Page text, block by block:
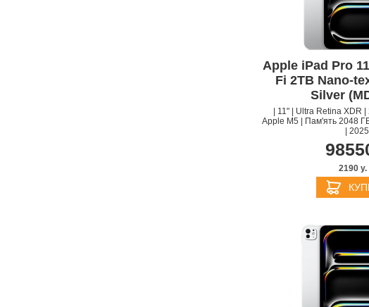
Apple iPad Pro
Fi 2TB Nano-
Silver
| 11" | Ultra Retina XDR
Apple M5 | Пам'ять 2048
| 2025
2190 y.